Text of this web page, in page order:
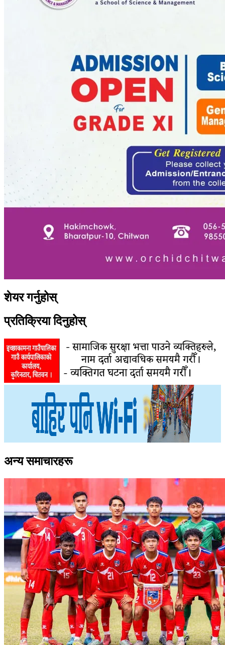
शेयर गर्नुहोस्
प्रतिक्रिया दिनुहोस्
अन्य समाचारहरू